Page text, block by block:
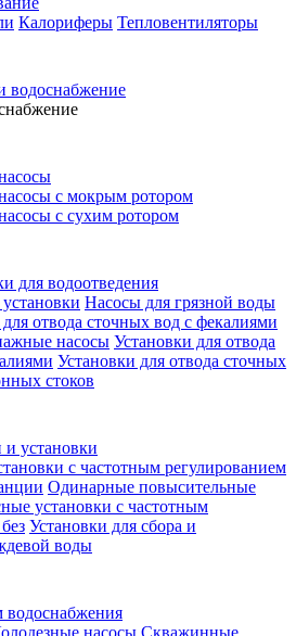
Калориферы Тепловентиляторы
водоснабжение
с мокрым ротором
с сухим ротором
для водоотведения
Насосы для грязной воды
отвода сточных вод c фекалиями
насосы Установки для отвода
Установки для отвода сточных
стоков
установки
с частотным регулированием
Одинарные повысительные
установки с частотным
Установки для сбора и
воды
водоснабжения
насосы Скважинные